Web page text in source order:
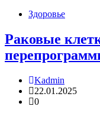
Здоровье
Раковые
Kadmin
22.01.2025
0